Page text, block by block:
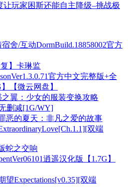
让玩家困斯还能自主降级–挑战极
舍/互动DormBuild.18858002官方
复】卡琳监
官方中文完整版+全
【微云网盘】
翼：少女的服装变换攻略
删减[1G/WY]
恶的夏天：非凡之爱的故事
双端
蛇之交响
逍遥汉化版【1.7G】
望Expectations[v0.35][双端